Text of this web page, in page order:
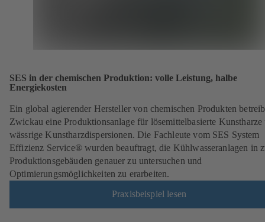
SES in der chemischen Produktion: volle Leistung, halbe
Energiekosten
Ein global agierender Hersteller von chemischen Produkten
Zwickau eine Produktionsanlage für lösemittelbasierte Kunstharze
wässrige Kunstharzdispersionen. Die Fachleute vom SES System
Effizienz Service® wurden beauftragt, die Kühlwasseranlagen in
Produktionsgebäuden genauer zu untersuchen und
Optimierungsmöglichkeiten zu erarbeiten.
Praxisbeispiel lesen